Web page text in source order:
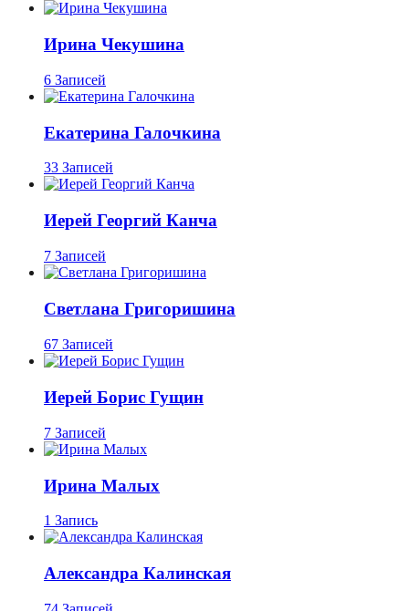
Ирина Чекушина
6 Записей
Екатерина Галочкина
33 Записей
Иерей Георгий Канча
7 Записей
Светлана Григоришина
67 Записей
Иерей Борис Гущин
7 Записей
Ирина Малых
1 Запись
Александра Калинская